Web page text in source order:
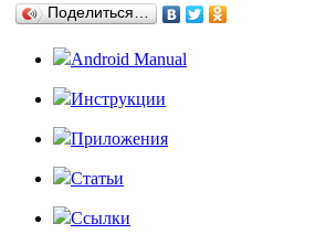
Поделиться…
Android Manual
Инструкции
Приложения
Статьи
Ссылки